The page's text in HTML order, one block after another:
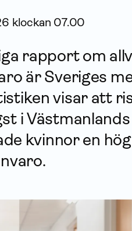
klockan 07.00
rapport om
är Sveriges
visar att
i
kvinnor en